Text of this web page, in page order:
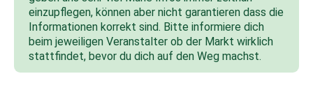
einzupflegen, können aber nicht garantieren dass die
Informationen korrekt sind. Bitte informiere dich
beim jeweiligen Veranstalter ob der Markt wirklich
stattfindet, bevor du dich auf den Weg machst.